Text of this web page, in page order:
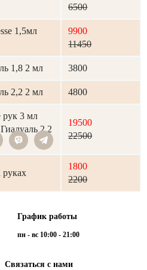
6500
1,5мл
9900
11450
1,8 2 мл 3800
2,2 2 мл 4800
рук 3 мл
2,2
19500
22500
руках
1800
2200
График работы
пн - вс 10:00 - 21:00
Связаться с нами